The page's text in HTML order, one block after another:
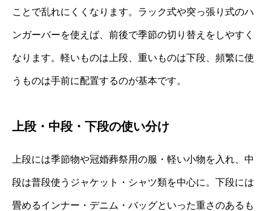
ことで乱れにくくなります。ラック式や突っ張り式のハ
ンガーバーを使えば、前後で季節の切り替えをしやすく
なります。軽いものは上段、重いものは下段、頻繁に使
うものは手前に配置するのが基本です。
上段・中段・下段の使い分け
上段には季節物や冠婚葬祭用の服・軽い小物を入れ、中
段は普段使うジャケット・シャツ類を中心に。下段には
畳めるインナー・デニム・バッグといった重さのあるも